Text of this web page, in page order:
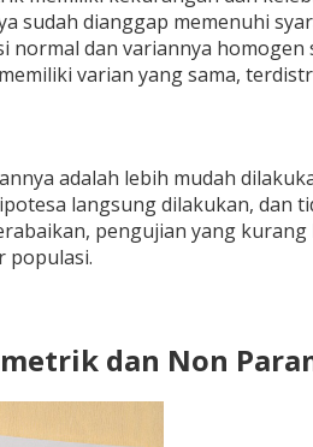
sudah dianggap memenuhi
dan variannya
varian yang sama,
adalah lebih mudah
langsung dilakukan, dan
pengujian yang
populasi.
dan Non